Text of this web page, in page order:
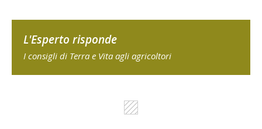
L'Esperto risponde
I consigli di Terra e Vita agli agricoltori